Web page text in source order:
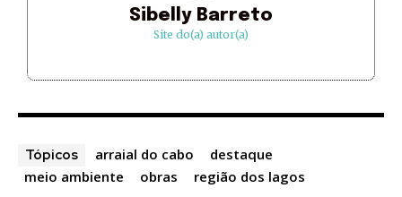
Sibelly Barreto
Site do(a) autor(a)
Tópicos arraial do cabo
destaque
meio ambiente
obras região dos lagos